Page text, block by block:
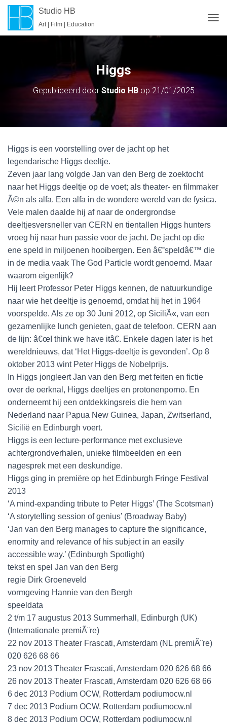
Studio HB
Art | Film | Education
O
Higgs
Gepubliceerd door Studio HBop 21/01/2025
Higgs is een voorstelling over de jacht op het
legendarische Higgs deeltje.
Zeven jaar lang volgde Jan van den Berg de zoektocht
naar het Higgs deeltje op de voet; als theater- en filmmaker
Ã©n als alfa. Een alfa in de wondere wereld van de fysica.
Vele malen daalde hij af naar de ondergrondse
deeltjesversneller van CERN en tientallen Higgs hunters
vroeg hij naar hun passie voor de jacht. De jacht op die
ene speld in miljoenen hooibergen. Een â€˜speldâ€™ die
in de media vaak The God Particle wordt genoemd. Maar
waarom eigenlijk?
Hij leert Professor Peter Higgs kennen, de natuurkundige
naar wie het deeltje is genoemd, omdat hij het in 1964
voorspelde. Als ze op 30 Juni 2012, op SiciliÃ«, van een
gezamenlijke lunch genieten, gaat de telefoon. CERN aan
de lijn: â€œI think we have itâ€. Enkele dagen later is het
wereldnieuws, dat ‘Het Higgs-deeltje is gevonden’. Op 8
oktober 2013 wint Peter Higgs de Nobelprijs.
In Higgs jongleert Jan van den Berg met feiten en fictie
over de oerknal, Higgs deeltjes en protonenporno. En
onderneemt hij een ontdekkingsreis die hem van
Nederland naar Papua New Guinea, Japan, Zwitserland,
Sicilië en Edinburgh voert.
Higgs is een lecture-performance met exclusieve
achtergrondverhalen, unieke filmbeelden en een
nagesprek met een deskundige.
Higgs ging in premiëre op het Edinburgh Fringe Festival
2013
‘A mind-expanding tribute to Peter Higgs’ (The Scotsman)
‘A storytelling session of genius’ (Broadway Baby)
‘Jan van den Berg manages to capture the significance,
enormity and relevance of his subject in an easily
accessible way.’ (Edinburgh Spotlight)
tekst en spel Jan van den Berg
regie Dirk Groeneveld
vormgeving Hannie van den Bergh
speeldata
2 t/m 17 augustus 2013 Summerhall, Edinburgh (UK)
(Internationale premiÃ¨re)
22 nov 2013 Theater Frascati, Amsterdam (NL premiÃ¨re)
020 626 68 66
23 nov 2013 Theater Frascati, Amsterdam 020 626 68 66
26 nov 2013 Theater Frascati, Amsterdam 020 626 68 66
6 dec 2013 Podium OCW, Rotterdam podiumocw.nl
7 dec 2013 Podium OCW, Rotterdam podiumocw.nl
8 dec 2013 Podium OCW, Rotterdam podiumocw.nl